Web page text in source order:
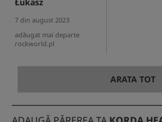
7 din august 2023
adăugat mai departe
rockworld.pl
ARATA TOT